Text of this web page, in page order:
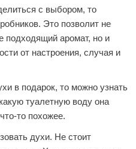
с выбором, то
Это позволит не
подходящий аромат, но и
от настроения, случая и
в подарок, то можно узнать
туалетную воду она
то похожее.
духи. Не стоит